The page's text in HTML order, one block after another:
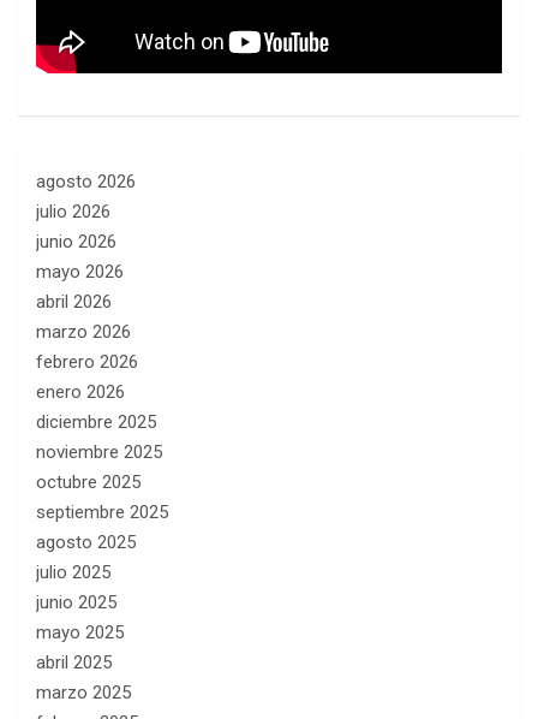
agosto 2026
julio 2026
junio 2026
mayo 2026
abril 2026
marzo 2026
febrero 2026
enero 2026
diciembre 2025
noviembre 2025
octubre 2025
septiembre 2025
agosto 2025
julio 2025
junio 2025
mayo 2025
abril 2025
marzo 2025